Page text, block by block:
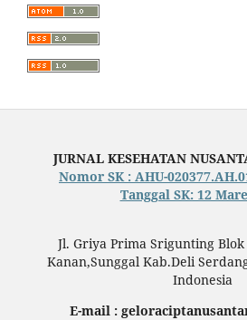
JURNAL KESEHATAN
Nomor SK : AHU-
Tanggal SK: 12
Jl. Griya Prima Srigunting Blok
Kanan,Sunggal Kab.Deli
Indonesia
E-mail :